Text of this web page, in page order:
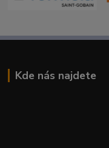
Kde nás najdete